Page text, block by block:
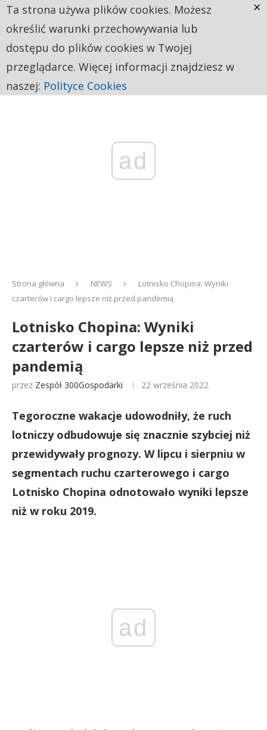
ad
Strona główna NEWS
Lotnisko Chopina: Wyniki
czarterów i cargo lepsze niż przed pandemią
Lotnisko Chopina: Wyniki
czarterów i cargo lepsze niż przed
pandemią
przez Zespół 300Gospodarki 22 września 2022
Tegoroczne wakacje udowodniły, że ruch
lotniczy odbudowuje się znacznie szybciej niż
przewidywały prognozy. W lipcu i sierpniu w
segmentach ruchu czarterowego i cargo
Lotnisko Chopina odnotowało wyniki lepsze
niż w roku 2019.
ad
Ta strona używa plików cookies. Możesz
określić warunki przechowywania lub
dostępu do plików cookies w Twojej
przeglądarce. Więcej informacji znajdziesz w
naszej: Polityce Cookies
×